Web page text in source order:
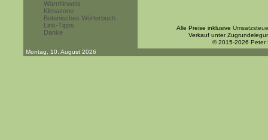
Warnhinweis
Klimazone
Botanisches Wörterbuch
Link-Tipps
Danke
Alle Preise inklusive
Verkauf unter
© 2015-2026 Peter
Montag, 10. August 2026